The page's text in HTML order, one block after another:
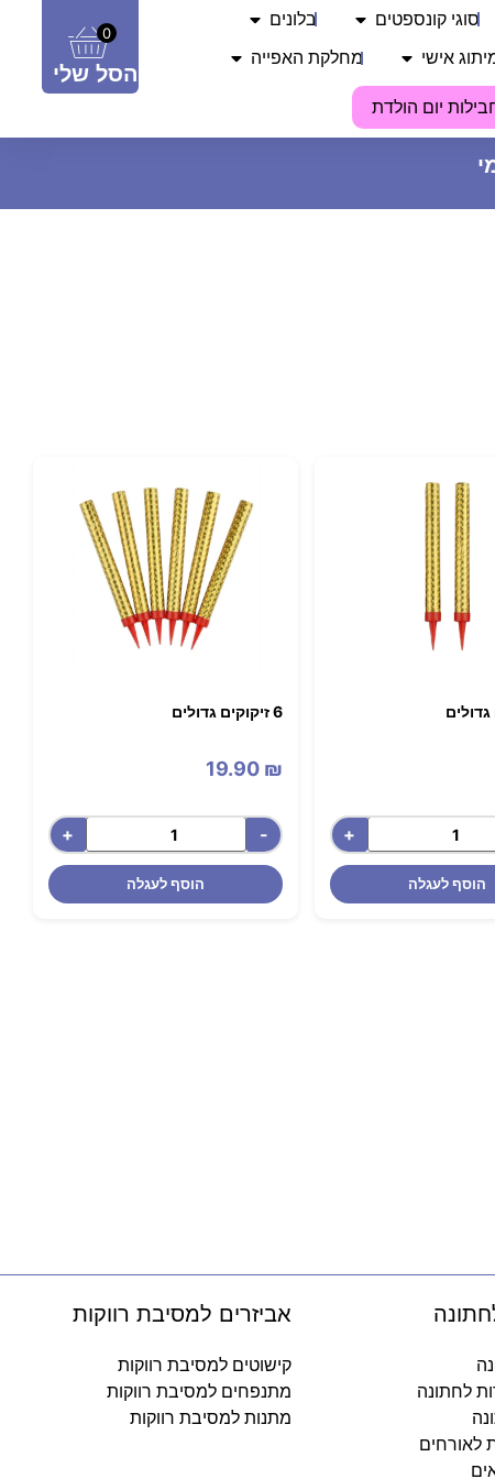
0
הסל שלי
סוגי קונספטים בלונים
אישי מחלקת האפייה
יום הולדת
גדולים
+
הוסף לעגלה
6 זיקוקים גדולים
19.90 ₪
-
+
הוסף לעגלה
לחתונה
לאורחים
אביזרים למסיבת רווקות
קישוטים למסיבת רווקות
מתנפחים למסיבת רווקות
מתנות למסיבת רווקות